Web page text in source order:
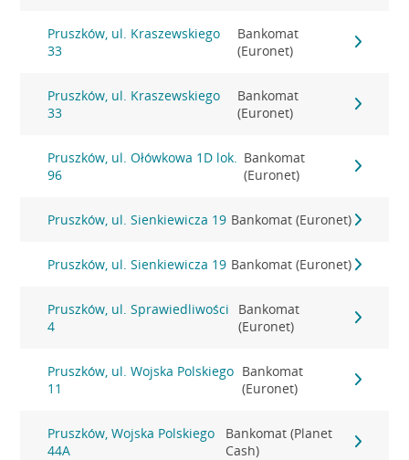
Pruszków, ul. Kraszewskiego
33
Bankomat
(Euronet)
Pruszków, ul. Kraszewskiego
33
Bankomat
(Euronet)
Pruszków, ul. Ołówkowa 1D lok.
96
Bankomat
(Euronet)
Pruszków, ul. Sienkiewicza 19 Bankomat (Euronet)
Pruszków, ul. Sienkiewicza 19 Bankomat (Euronet)
Pruszków, ul. Sprawiedliwości
4
Bankomat
(Euronet)
Pruszków, ul. Wojska Polskiego
11
Bankomat
(Euronet)
Pruszków, Wojska Polskiego
44A
Bankomat (Planet
Cash)